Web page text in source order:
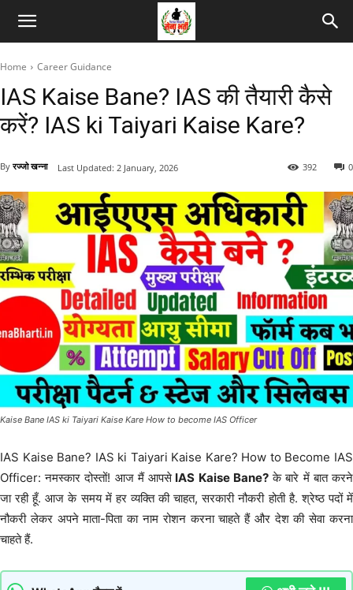
Home Career Guidance
IAS Kaise Bane? IAS की तैयारी कैसे
करें? IAS ki Taiyari Kaise Kare?
By रज्जो खन्ना 0
392
Last Updated: 2 January, 2026
Bane IAS ki Taiyari Kaise Kare How to become IAS Officer
IAS Kaise Bane? IAS ki Taiyari Kaise Kare? How to Become IAS
Officer: नमस्कार दोस्तों! आज मैं आपसेIAS Kaise Bane?के बारे में बात करने
जा रही हूँ. आज के समय में हर व्यक्ति की चाहत, सरकारी नौकरी होती है. श्रेष्ठ पदों में
नौकरी लेकर अपने माता-पिता का नाम रोशन करना चाहते हैं और देश की सेवा करना
चाहते हैं.